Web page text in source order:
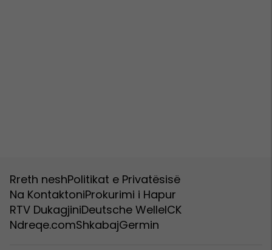
Rreth neshPolitikat e Privatësisë
Na KontaktoniProkurimi i Hapur
RTV DukagjiniDeutsche WelleICK
Ndreqe.comShkabajGermin